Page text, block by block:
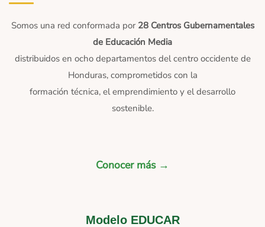
Somos una red conformada por 28 Centros Gubernamentales
de Educación Media
distribuidos en ocho departamentos del centro occidente de
Honduras, comprometidos con la
formación técnica, el emprendimiento y el desarrollo
sostenible.
Conocer más →
Modelo EDUCAR